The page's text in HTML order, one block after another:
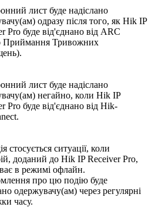
лист буде надіслано
одразу після того, як Hik IP
Pro буде від'єднано від ARC
Приймання Тривожних
лист буде надіслано
негайно, коли Hik IP
Pro буде від'єднано від Hik-
стосується ситуації, коли
доданий до Hik IP Receiver Pro,
в режимі офлайн.
про цю подію буде
одержувачу(ам) через регулярні
часу.